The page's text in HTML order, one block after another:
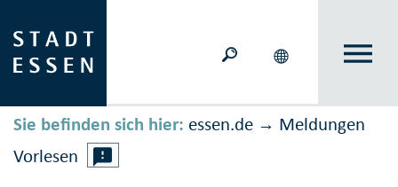
Sie befinden sich hier: essen.de → Meldungen
Vorlesen